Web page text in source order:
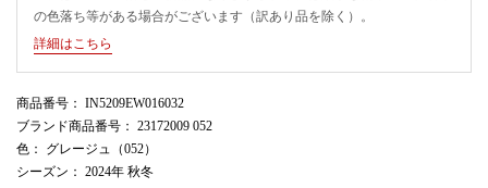
の色落ち等がある場合がございます（訳あり品を除く）。
詳細はこちら
商品番号 ： IN5209EW016032
ブランド商品番号 ： 23172009 052
色 ： グレージュ（052）
シーズン ： 2024年 秋冬